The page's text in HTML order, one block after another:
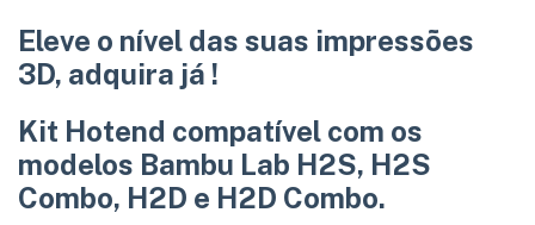
Eleve o nível das suas impressões
3D, adquira já !
Kit Hotend compatível com os
modelos Bambu Lab H2S, H2S
Combo, H2D e H2D Combo.